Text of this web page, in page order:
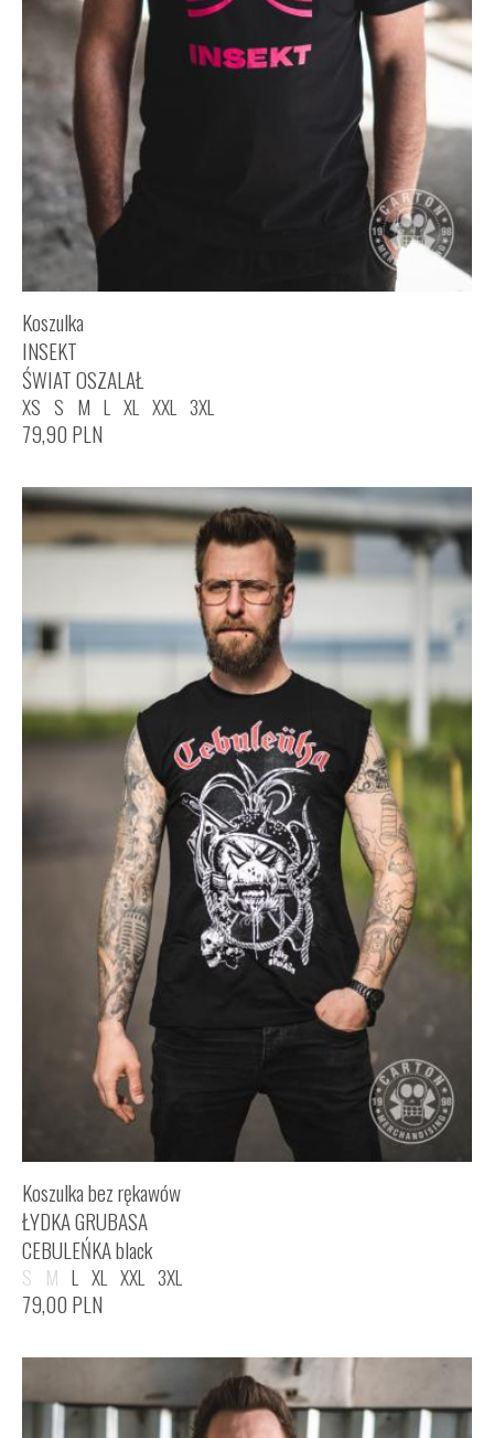
Koszulka
INSEKT
ŚWIAT OSZALAŁ
XS S M L XL XXL 3XL
79,90 PLN
Koszulka bez rękawów
ŁYDKA GRUBASA
CEBULEŃKA black
S M L XL XXL 3XL
79,00 PLN